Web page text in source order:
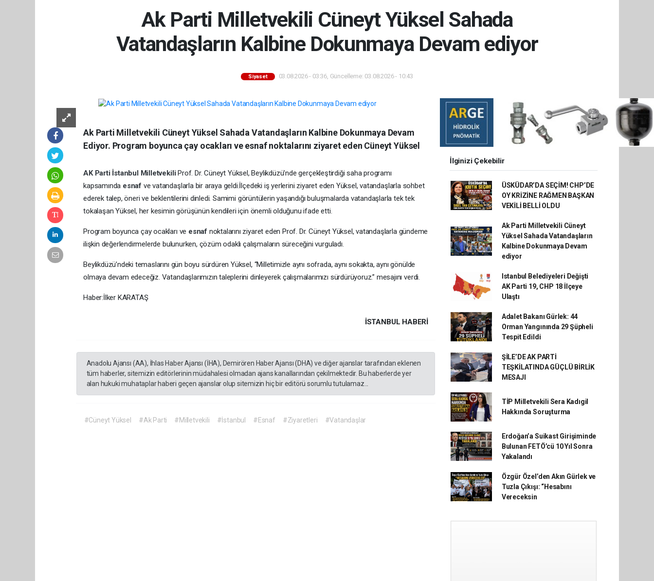
Ak Parti Milletvekili Cüneyt Yüksel Sahada
Vatandaşların Kalbine Dokunmaya Devam ediyor
Siyaset 03.08.2026 - 03:36, Güncelleme: 03.08.2026 - 10:43
Ak Parti Milletvekili Cüneyt Yüksel Sahada Vatandaşların Kalbine Dokunmaya Devam
Ediyor. Program boyunca çay ocakları ve esnaf noktalarını ziyaret eden Cüneyt Yüksel
AK Parti İstanbul MilletvekiliProf. Dr. Cüneyt Yüksel, Beylikdüzü’nde gerçekleştirdiği saha programı
kapsamında esnaf ve vatandaşlarla bir araya geldi.İlçedeki iş yerlerini ziyaret eden Yüksel, vatandaşlarla sohbet
ederek talep, öneri ve beklentilerini dinledi. Samimi görüntülerin yaşandığı buluşmalarda vatandaşlarla tek tek
tokalaşan Yüksel, her kesimin görüşünün kendileri için önemli olduğunu ifade etti.
Program boyunca çay ocakları ve esnaf noktalarını ziyaret eden Prof. Dr. Cüneyt Yüksel, vatandaşlarla gündeme
ilişkin değerlendirmelerde bulunurken, çözüm odaklı çalışmaların süreceğini vurguladı.
Beylikdüzü’ndeki temaslarını gün boyu sürdüren Yüksel, “Milletimizle aynı sofrada, aynı sokakta, aynı gönülde
olmaya devam edeceğiz. Vatandaşlarımızın taleplerini dinleyerek çalışmalarımızı sürdürüyoruz.” mesajını verdi.
Haber:İlker KARATAŞ
İSTANBUL HABERİ
Anadolu Ajansı (AA), İhlas Haber Ajansı (İHA), Demirören Haber Ajansı (DHA) ve diğer ajanslar tarafından eklenen
tüm haberler, sitemizin editörlerinin müdahalesi olmadan ajans kanallarından çekilmektedir. Bu haberlerde yer
alan hukuki muhataplar haberi geçen ajanslar olup sitemizin hiç bir editörü sorumlu tutulamaz...
#Cüneyt Yüksel #Ak Parti #Milletvekili #İstanbul #Esnaf #Ziyaretleri #Vatandaşlar
İlginizi Çekebilir
ÜSKÜDAR’DA SEÇİM! CHP’DE
OY KRİZİNE RAĞMEN BAŞKAN
VEKİLİ BELLİ OLDU
Ak Parti Milletvekili Cüneyt
Yüksel Sahada Vatandaşların
Kalbine Dokunmaya Devam
ediyor
Istanbul Belediyeleri Değişti
AK Parti 19, CHP 18 İlçeye
Ulaştı
Adalet Bakanı Gürlek: 44
Orman Yangınında 29 Şüpheli
Tespit Edildi
ŞİLE’DE AK PARTİ
TEŞKİLATINDA GÜÇLÜ BİRLİK
MESAJI
TİP Milletvekili Sera Kadıgil
Hakkında Soruşturma
Erdoğan’a Suikast Girişiminde
Bulunan FETÖ’cü 10 Yıl Sonra
Yakalandı
Özgür Özel’den Akın Gürlek ve
Tuzla Çıkışı: “Hesabını
Vereceksin